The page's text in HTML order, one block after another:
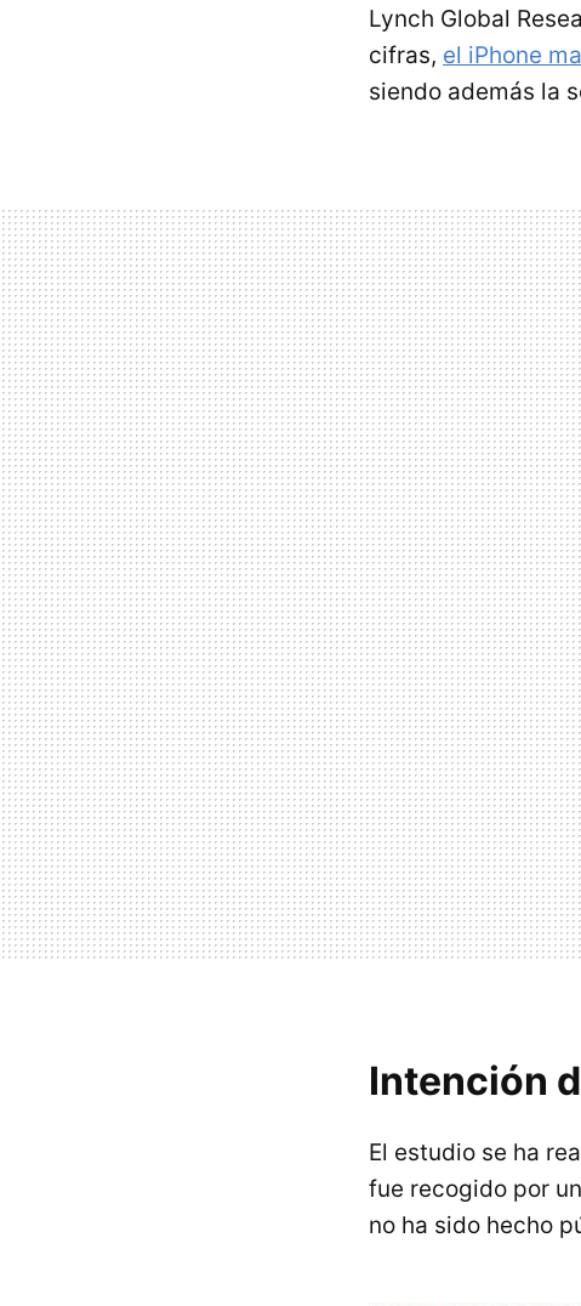
Lynch Global
cifras, el iPhone
siendo además la
Intención
El estudio se ha
fue recogido por
no ha sido hecho